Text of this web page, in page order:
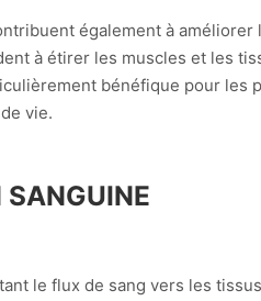
également à
à étirer les muscles et les
bénéfique pour
vie.
le flux de sang vers les